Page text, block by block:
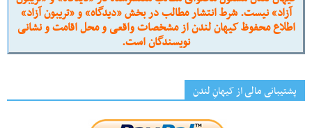
آزاد» نیست. شرط انتشار مطالب در بخش «دیدگاه» و «تریبون آزاد»
اطلاع محفوظ کیهان لندن از مشخصات واقعی و محل اقامت و نشانی
نویسندگان است.
پشتیبانی مالی از کیهانِ لندن